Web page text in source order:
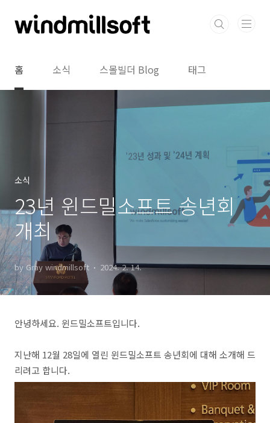
홈 소식 스몰빌더 Blog 태그
소식
23년 윈드밀소프트 송년회
개최
by Gray windmillsoft 2024. 2. 14.
안녕하세요. 윈드밀소프트입니다.
지난해 12월 28일에 열린 윈드밀소프트 송년회에 대해 소개해 드
리려고 합니다.